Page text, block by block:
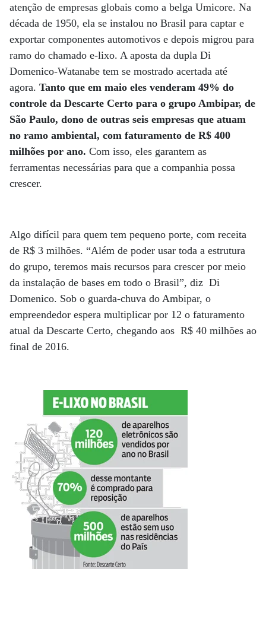
atenção de empresas globais como a belga Umicore. Na
década de 1950, ela se instalou no Brasil para captar e
exportar componentes automotivos e depois migrou para
ramo do chamado e-lixo. A aposta da dupla Di
Domenico-Watanabe tem se mostrado acertada até
agora. Tanto que em maio eles venderam 49% do
controle da Descarte Certo para o grupo Ambipar, de
São Paulo, dono de outras seis empresas que atuam
no ramo ambiental, com faturamento de R$ 400
milhões por ano. Com isso, eles garantem as
ferramentas necessárias para que a companhia possa
crescer.
Algo difícil para quem tem pequeno porte, com receita
de R$ 3 milhões. “Além de poder usar toda a estrutura
do grupo, teremos mais recursos para crescer por meio
da instalação de bases em todo o Brasil”, diz Di
Domenico. Sob o guarda-chuva do Ambipar, o
empreendedor espera multiplicar por 12 o faturamento
atual da Descarte Certo, chegando aos R$ 40 milhões ao
final de 2016.